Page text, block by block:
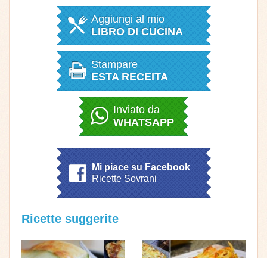
Aggiungi al mio
LIBRO DI CUCINA
Stampare
ESTA RECEITA
Inviato da
WHATSAPP
Mi piace su Facebook
Ricette Sovrani
Ricette suggerite